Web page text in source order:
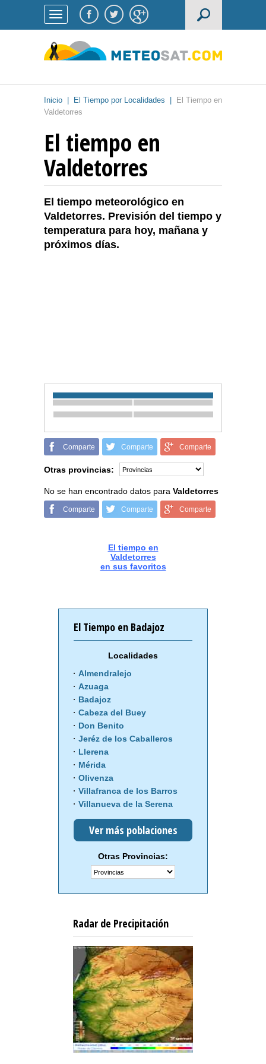
Inicio El Tiempo por Localidades
El Tiempo en
Valdetorres
El tiempo en
Valdetorres
El tiempo meteorológico en
Valdetorres. Previsión del tiempo y
temperatura para hoy, mañana y
próximos días.
Comparte Comparte Comparte
Otras provincias:
No se han encontrado datos para Valdetorres
Comparte Comparte Comparte
El tiempo en
Valdetorres
en sus favoritos
El Tiempo en Badajoz
Localidades
Almendralejo
Azuaga
Badajoz
Cabeza del Buey
Don Benito
Jeréz de los Caballeros
Llerena
Mérida
Olivenza
Villafranca de los Barros
Villanueva de la Serena
Ver más poblaciones
Otras Provincias:
Radar de Precipitación